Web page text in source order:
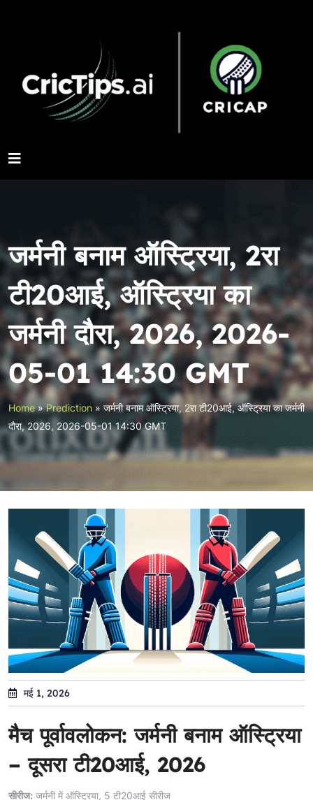
जर्मनी बनाम ऑस्ट्रिया, 2रा
टी20आई, ऑस्ट्रिया का
जर्मनी दौरा, 2026, 2026-
05-01 14:30 GMT
Home»Prediction »जर्मनी बनाम ऑस्ट्रिया, 2रा टी20आई, ऑस्ट्रिया का जर्मनी
दौरा, 2026, 2026-05-01 14:30 GMT
मई 1, 2026
मैच पूर्वावलोकन: जर्मनी बनाम ऑस्ट्रिया
– दूसरा टी20आई, 2026
सीरीज: जर्मनी में ऑस्ट्रिया, 5 टी20आई सीरीज